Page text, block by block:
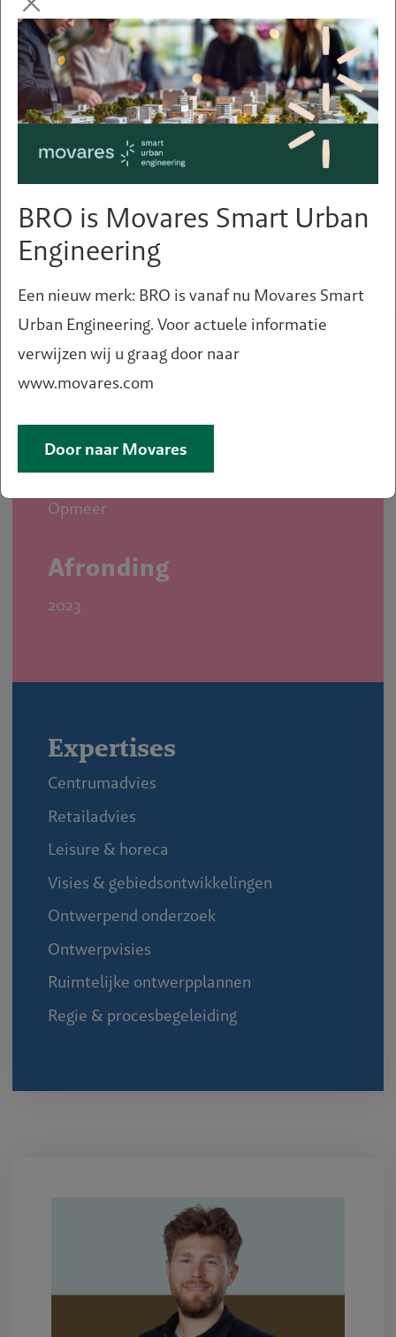
Deel deze pagina
Opdrachtgever
Locatie
Opmeer
Afronding
2023
Expertises
Centrumadvies
Retailadvies
Leisure & horeca
Visies & gebiedsontwikkelingen
Ontwerpend onderzoek
Ontwerpvisies
Ruimtelijke ontwerpplannen
Regie & procesbegeleiding
BRO is Movares Smart Urban
Engineering
Een nieuw merk: BRO is vanaf nu Movares Smart
Urban Engineering. Voor actuele informatie
verwijzen wij u graag door naar
www.movares.com
Door naar Movares